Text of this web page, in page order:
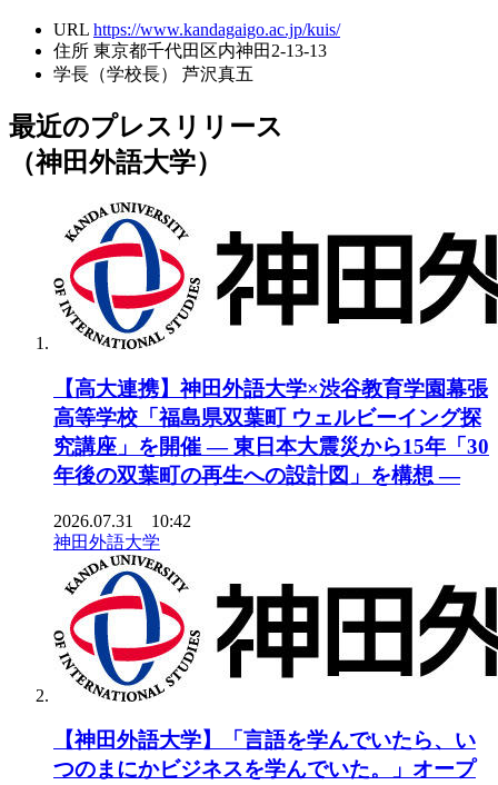
URL https://www.kandagaigo.ac.jp/kuis/
住所 東京都千代田区内神田2-13-13
学長（学校長）
芦沢真五
最近のプレスリリース
（神田外語大学）
【高大連携】神田外語大学×渋谷教育学園幕張
高等学校「福島県双葉町 ウェルビーイング探
究講座」を開催 ― 東日本大震災から15年「30
年後の双葉町の再生への設計図」を構想 ―
2026.07.31 10:42
神田外語大学
【神田外語大学】「言語を学んでいたら、い
つのまにかビジネスを学んでいた。」オープ